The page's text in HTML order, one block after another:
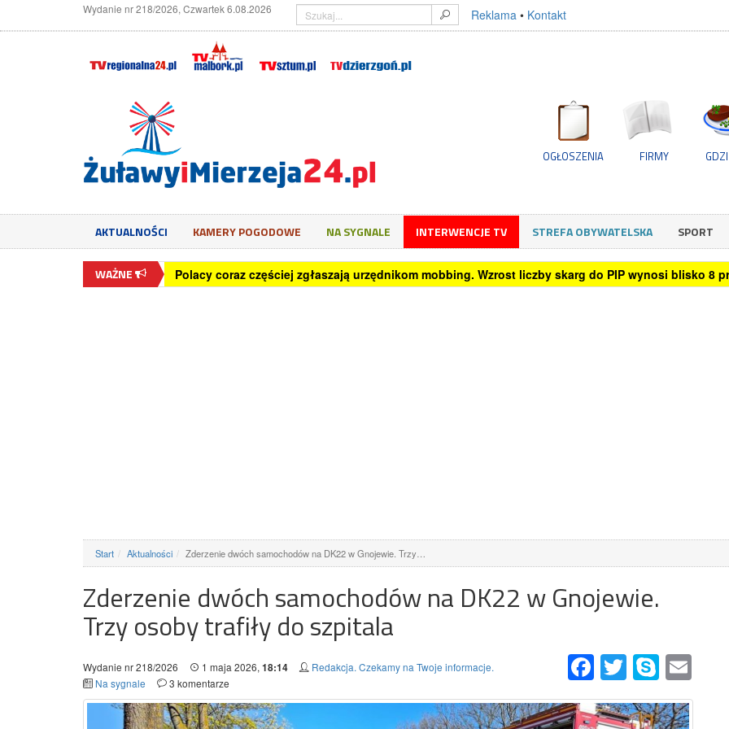
Wydanie nr 218/2026, Czwartek 6.08.2026 Reklama • Kontakt
OGŁOSZENIA FIRMY
AKTUALNOŚCI KAMERY POGODOWE NA SYGNALE INTERWENCJE TV STREFA OBYWATELSKA SPORT
WAŻNE 65,5 proc. młodych Polaków wykorzystuje sztuczną inteligencję przy podejmowaniu decyzji
Start Aktualności Zderzenie dwóch samochodów na DK22 w Gnojewie. Trzy…
Zderzenie dwóch samochodów na DK22 w Gnojewie.
Trzy osoby trafiły do szpitala
FacebookTwitter Skype
Wydanie nr 218/2026 1 maja 2026, 18:14
Redakcja. Czekamy na Twoje informacje.
Na sygnale
3 komentarze